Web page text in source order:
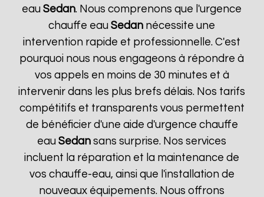
eauSedan. Nous comprenons que l'urgence
chauffe eauSedan nécessite une
intervention rapide et professionnelle. C'est
pourquoi nous nous engageons à répondre à
vos appels en moins de 30 minutes et à
intervenir dans les plus brefs délais. Nos tarifs
compétitifs et transparents vous permettent
de bénéficier d'une aide d'urgence chauffe
eauSedan sans surprise. Nos services
incluent la réparation et la maintenance de
vos chauffe-eau, ainsi que l'installation de
nouveaux équipements. Nous offrons